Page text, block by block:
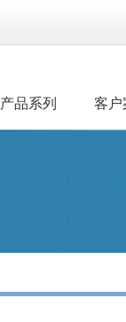
产品系列 客户